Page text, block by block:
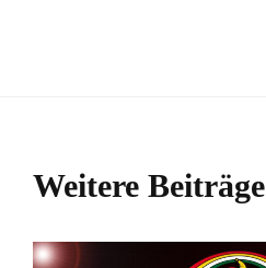
Weitere Beiträge